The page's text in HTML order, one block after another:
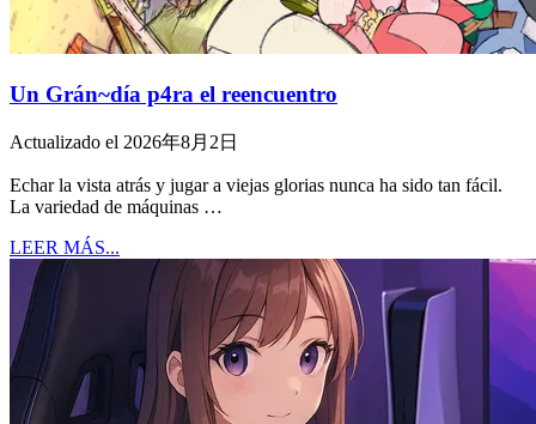
Un Grán~día p4ra el reencuentro
Actualizado el 2026年8月2日
Echar la vista atrás y jugar a viejas glorias nunca ha sido tan fácil.
La variedad de máquinas …
LEER MÁS...